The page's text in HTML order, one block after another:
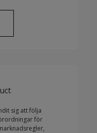
sig att följa
för